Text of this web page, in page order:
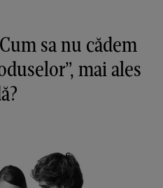
sa nu cădem
mai ales